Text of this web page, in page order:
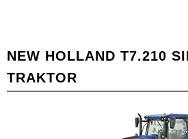
NEW HOLLAND T7.210
TRAKTOR